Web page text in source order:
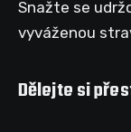
Snažte se
vyváženou
Dělejte si